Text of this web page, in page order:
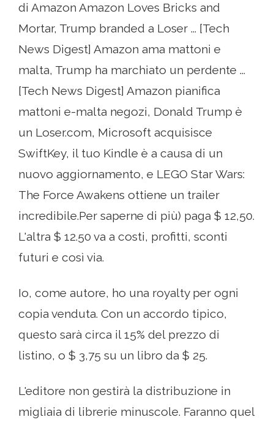
di Amazon Amazon Loves Bricks and
Mortar, Trump branded a Loser ... [Tech
News Digest] Amazon ama mattoni e
malta, Trump ha marchiato un perdente ...
[Tech News Digest] Amazon pianifica
mattoni e-malta negozi, Donald Trump è
un Loser.com, Microsoft acquisisce
SwiftKey, il tuo Kindle è a causa di un
nuovo aggiornamento, e LEGO Star Wars:
The Force Awakens ottiene un trailer
incredibile.Per saperne di più) paga $ 12,50.
L'altra $ 12.50 va a costi, profitti, sconti
futuri e così via.
Io, come autore, ho una royalty per ogni
copia venduta. Con un accordo tipico,
questo sarà circa il 15% del prezzo di
listino, o $ 3,75 su un libro da $ 25.
L'editore non gestirà la distribuzione in
migliaia di librerie minuscole. Faranno quel